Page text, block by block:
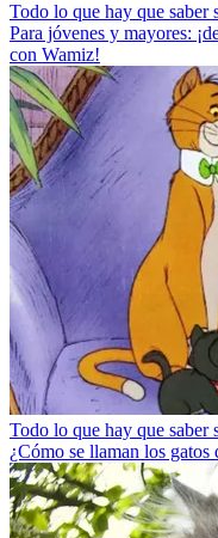
Todo lo que hay que saber
Para jóvenes y mayores:
con Wamiz!
Todo lo que hay que saber
¿Cómo se llaman los